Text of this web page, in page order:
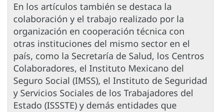
En los artículos también se destaca la
colaboración y el trabajo realizado por la
organización en cooperación técnica con
otras instituciones del mismo sector en el
país, como la Secretaría de Salud, los Centros
Colaboradores, el Instituto Mexicano del
Seguro Social (IMSS), el Instituto de Seguridad
y Servicios Sociales de los Trabajadores del
Estado (ISSSTE) y demás entidades que